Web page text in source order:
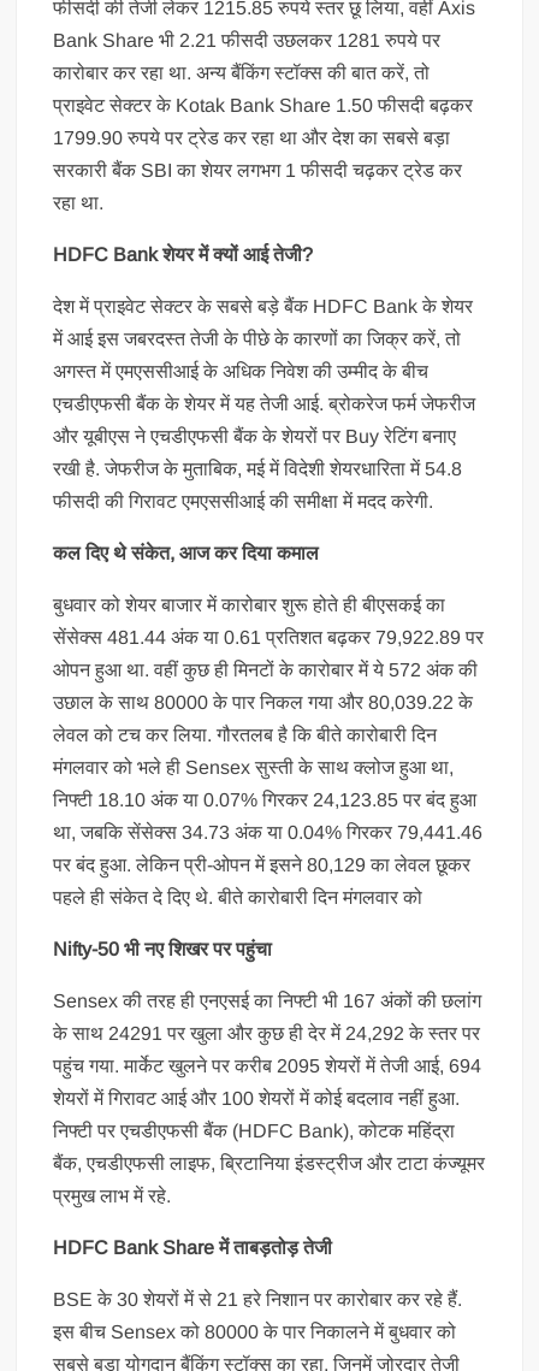
फीसदी की तेजी लेकर 1215.85 रुपये स्तर छू लिया, वहीं Axis
Bank Share भी 2.21 फीसदी उछलकर 1281 रुपये पर
कारोबार कर रहा था. अन्य बैंकिंग स्टॉक्स की बात करें, तो
प्राइवेट सेक्टर के Kotak Bank Share 1.50 फीसदी बढ़कर
1799.90 रुपये पर ट्रेड कर रहा था और देश का सबसे बड़ा
सरकारी बैंक SBI का शेयर लगभग 1 फीसदी चढ़कर ट्रेड कर
रहा था.
HDFC Bank शेयर में क्यों आई तेजी?
देश में प्राइवेट सेक्टर के सबसे बड़े बैंक HDFC Bank के शेयर
में आई इस जबरदस्त तेजी के पीछे के कारणों का जिक्र करें, तो
अगस्त में एमएससीआई के अधिक निवेश की उम्मीद के बीच
एचडीएफसी बैंक के शेयर में यह तेजी आई. ब्रोकरेज फर्म जेफरीज
और यूबीएस ने एचडीएफसी बैंक के शेयरों पर Buy रेटिंग बनाए
रखी है. जेफरीज के मुताबिक, मई में विदेशी शेयरधारिता में 54.8
फीसदी की गिरावट एमएससीआई की समीक्षा में मदद करेगी.
कल दिए थे संकेत, आज कर दिया कमाल
बुधवार को शेयर बाजार में कारोबार शुरू होते ही बीएसकई का
सेंसेक्स 481.44 अंक या 0.61 प्रतिशत बढ़कर 79,922.89 पर
ओपन हुआ था. वहीं कुछ ही मिनटों के कारोबार में ये 572 अंक की
उछाल के साथ 80000 के पार निकल गया और 80,039.22 के
लेवल को टच कर लिया. गौरतलब है कि बीते कारोबारी दिन
मंगलवार को भले ही Sensex सुस्ती के साथ क्लोज हुआ था,
निफ्टी 18.10 अंक या 0.07% गिरकर 24,123.85 पर बंद हुआ
था, जबकि सेंसेक्स 34.73 अंक या 0.04% गिरकर 79,441.46
पर बंद हुआ. लेकिन प्री-ओपन में इसने 80,129 का लेवल छूकर
पहले ही संकेत दे दिए थे. बीते कारोबारी दिन मंगलवार को
Nifty-50 भी नए शिखर पर पहुंचा
Sensex की तरह ही एनएसई का निफ्टी भी 167 अंकों की छलांग
के साथ 24291 पर खुला और कुछ ही देर में 24,292 के स्तर पर
पहुंच गया. मार्केट खुलने पर करीब 2095 शेयरों में तेजी आई, 694
शेयरों में गिरावट आई और 100 शेयरों में कोई बदलाव नहीं हुआ.
निफ्टी पर एचडीएफसी बैंक (HDFC Bank), कोटक महिंद्रा
बैंक, एचडीएफसी लाइफ, ब्रिटानिया इंडस्ट्रीज और टाटा कंज्यूमर
प्रमुख लाभ में रहे.
HDFC Bank Share में ताबड़तोड़ तेजी
BSE के 30 शेयरों में से 21 हरे निशान पर कारोबार कर रहे हैं.
इस बीच Sensex को 80000 के पार निकालने में बुधवार को
सबसे बड़ा योगदान बैंकिंग स्टॉक्स का रहा, जिनमें जोरदार तेजी